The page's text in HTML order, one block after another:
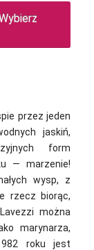
przez jeden
jaskiń,
form
— marzenie!
wysp, z
rzecz biorąc,
można
marynarza,
roku jest